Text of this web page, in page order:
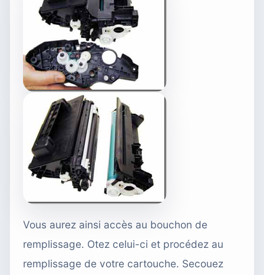
Vous aurez ainsi accès au bouchon de
remplissage. Otez celui-ci et procédez au
remplissage de votre cartouche. Secouez